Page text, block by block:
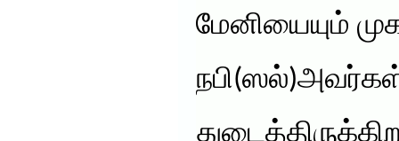
மேனியையும்